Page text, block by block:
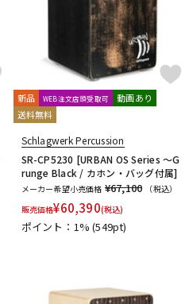
新品 WEB注文店頭受取可
動画あり
送料無料
Schlagwerk Percussion
SR-CP5230 [URBAN OS Series ～G
runge Black / カホン・バッグ付属]
メーカー希望小売価格 ¥67,100
（税込）
販売価格¥60,390(税込)
ポイント：1%(549pt)